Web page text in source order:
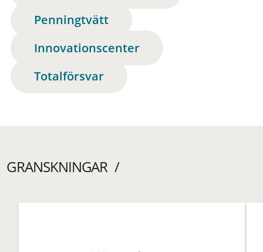
Penningtvätt
Innovationscenter
Totalförsvar
GRANSKNINGAR